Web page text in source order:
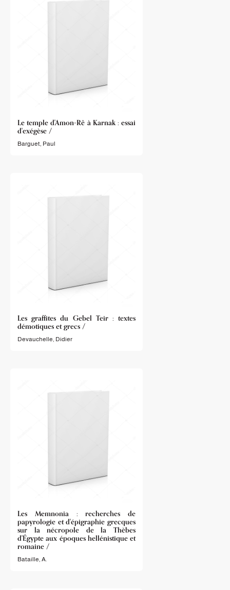
Le temple d'Amon-Rê à Karnak : essai
d'exégèse /
Barguet, Paul
Les graffites du Gebel Teir : textes
démotiques et grecs /
Devauchelle, Didier
Les Memnonia : recherches de
papyrologie et d'épigraphie grecques
sur la nécropole de la Thèbes
d'Égypte aux époques hellénistique et
romaine /
Bataille, A.